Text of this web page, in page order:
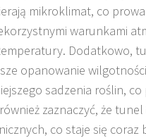
mikroklimat, co
warunkami
Dodatkowo,
opanowanie
sadzenia roślin, co
zaznaczyć, że
co staje się